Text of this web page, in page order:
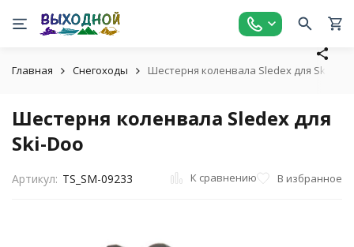
Главная Снегоходы Шестерня коленвала Sledex для Ski-Doo
Шестерня коленвала Sledex для
Ski-Doo
Артикул: TS_SM-09233 К сравнению В избранное